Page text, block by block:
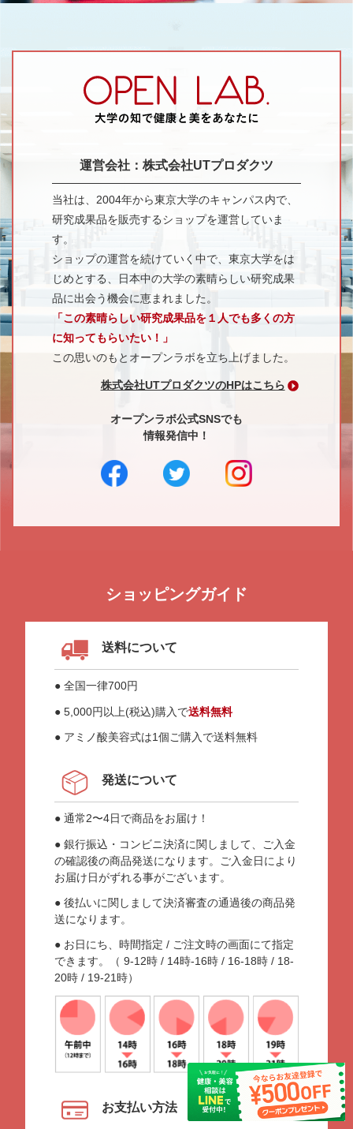
運営会社：株式会社UTプロダクツ
当社は、2004年から東京大学のキャンパス内で、
研究成果品を販売するショップを運営していま
す。
ショップの運営を続けていく中で、東京大学をは
じめとする、日本中の大学の素晴らしい研究成果
品に出会う機会に恵まれました。
「この素晴らしい研究成果品を１人でも多くの方
に知ってもらいたい！」
この思いのもとオープンラボを立ち上げました。
株式会社UTプロダクツのHPはこちら
オープンラボ公式SNSでも
情報発信中！
ショッピングガイド
送料について
● 全国一律700円
● 5,000円以上(税込)購入で送料無料
● アミノ酸美容式は1個ご購入で送料無料
発送について
● 通常2〜4日で商品をお届け！
● 銀行振込・コンビニ決済に関しまして、ご入金
の確認後の商品発送になります。ご入金日により
お届け日がずれる事がございます。
● 後払いに関しまして決済審査の通過後の商品発
送になります。
● お日にち、時間指定 / ご注文時の画面にて指定
できます。（ 9-12時 / 14時-16時 / 16-18時 / 18-
20時 / 19-21時）
お支払い方法